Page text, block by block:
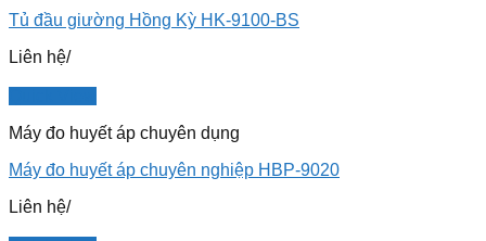
Tủ đầu giường Hồng Kỳ HK-9100-BS
Liên hệ/
Máy đo huyết áp chuyên dụng
Máy đo huyết áp chuyên nghiệp HBP-9020
Liên hệ/